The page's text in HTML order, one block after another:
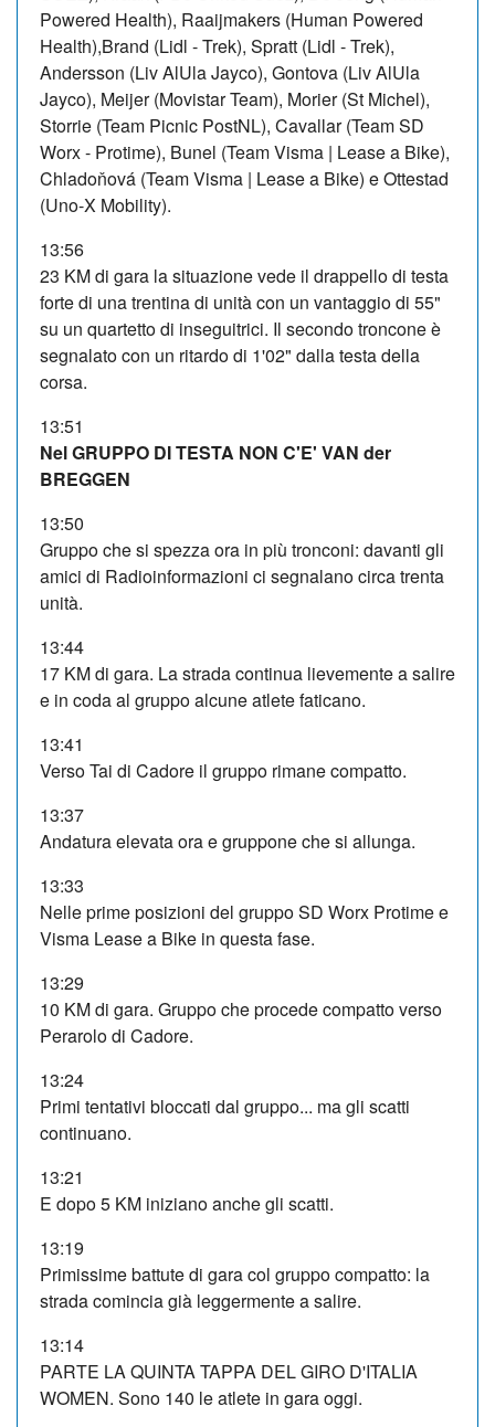
Powered Health), Raaijmakers (Human Powered
Health),Brand (Lidl - Trek), Spratt (Lidl - Trek),
Andersson (Liv AlUla Jayco), Gontova (Liv AlUla
Jayco), Meijer (Movistar Team), Morier (St Michel),
Storrie (Team Picnic PostNL), Cavallar (Team SD
Worx - Protime), Bunel (Team Visma | Lease a Bike),
Chladoňová (Team Visma | Lease a Bike) e Ottestad
(Uno-X Mobility).
13:56
23 KM di gara la situazione vede il drappello di testa
forte di una trentina di unità con un vantaggio di 55"
su un quartetto di inseguitrici. Il secondo troncone è
segnalato con un ritardo di 1'02" dalla testa della
corsa.
13:51
Nel GRUPPO DI TESTA NON C'E' VAN der
BREGGEN
13:50
Gruppo che si spezza ora in più tronconi: davanti gli
amici di Radioinformazioni ci segnalano circa trenta
unità.
13:44
17 KM di gara. La strada continua lievemente a salire
e in coda al gruppo alcune atlete faticano.
13:41
Verso Tai di Cadore il gruppo rimane compatto.
13:37
Andatura elevata ora e gruppone che si allunga.
13:33
Nelle prime posizioni del gruppo SD Worx Protime e
Visma Lease a Bike in questa fase.
13:29
10 KM di gara. Gruppo che procede compatto verso
Perarolo di Cadore.
13:24
Primi tentativi bloccati dal gruppo... ma gli scatti
continuano.
13:21
E dopo 5 KM iniziano anche gli scatti.
13:19
Primissime battute di gara col gruppo compatto: la
strada comincia già leggermente a salire.
13:14
PARTE LA QUINTA TAPPA DEL GIRO D'ITALIA
WOMEN. Sono 140 le atlete in gara oggi.